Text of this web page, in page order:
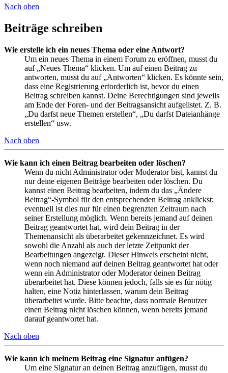
Nach oben
Beiträge schreiben
Wie erstelle ich ein neues Thema oder eine Antwort?
Um ein neues Thema in einem Forum zu eröffnen, musst du
auf „Neues Thema“ klicken. Um auf einen Beitrag zu
antworten, musst du auf „Antworten“ klicken. Es könnte sein,
dass eine Registrierung erforderlich ist, bevor du einen
Beitrag schreiben kannst. Deine Berechtigungen sind jeweils
am Ende der Foren- und der Beitragsansicht aufgelistet. Z. B.
„Du darfst neue Themen erstellen“, „Du darfst Dateianhänge
erstellen“ usw.
Nach oben
Wie kann ich einen Beitrag bearbeiten oder löschen?
Wenn du nicht Administrator oder Moderator bist, kannst du
nur deine eigenen Beiträge bearbeiten oder löschen. Du
kannst einen Beitrag bearbeiten, indem du das „Ändere
Beitrag“-Symbol für den entsprechenden Beitrag anklickst;
eventuell ist dies nur für einen begrenzten Zeitraum nach
seiner Erstellung möglich. Wenn bereits jemand auf deinen
Beitrag geantwortet hat, wird dein Beitrag in der
Themenansicht als überarbeitet gekennzeichnet. Es wird
sowohl die Anzahl als auch der letzte Zeitpunkt der
Bearbeitungen angezeigt. Dieser Hinweis erscheint nicht,
wenn noch niemand auf deinen Beitrag geantwortet hat oder
wenn ein Administrator oder Moderator deinen Beitrag
überarbeitet hat. Diese können jedoch, falls sie es für nötig
halten, eine Notiz hinterlassen, warum dein Beitrag
überarbeitet wurde. Bitte beachte, dass normale Benutzer
einen Beitrag nicht löschen können, wenn bereits jemand
darauf geantwortet hat.
Nach oben
Wie kann ich meinem Beitrag eine Signatur anfügen?
Um eine Signatur an deinen Beitrag anzufügen, musst du